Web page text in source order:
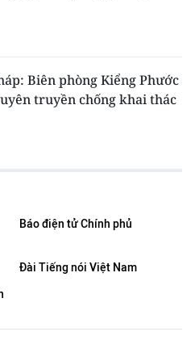
Biên phòng Kiểng Phước
truyền chống khai thác
Báo điện tử Chính phủ
Đài Tiếng nói Việt Nam